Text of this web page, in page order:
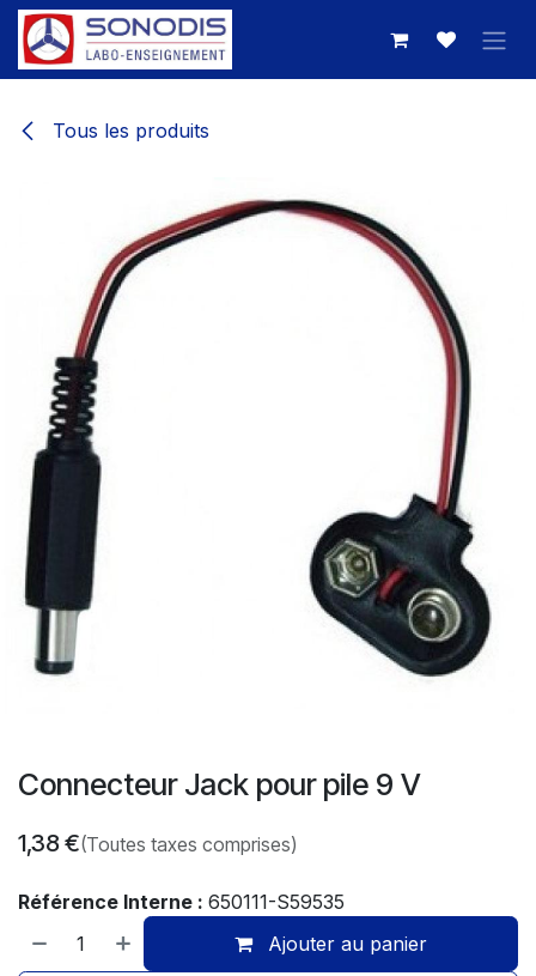
Se rendre au contenu
Tous les produits
Connecteur Jack pour pile 9 V
1,38€(Toutes taxes comprises)
Référence Interne : 650111-S59535
Ajouter au panier